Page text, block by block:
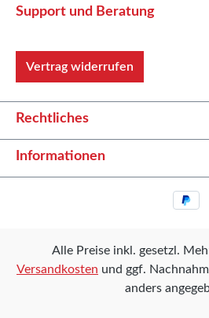
Support und Beratung
Vertrag widerrufen
Rechtliches
Informationen
Alle Preise inkl. gesetzl.
Versandkosten und ggf.
anders